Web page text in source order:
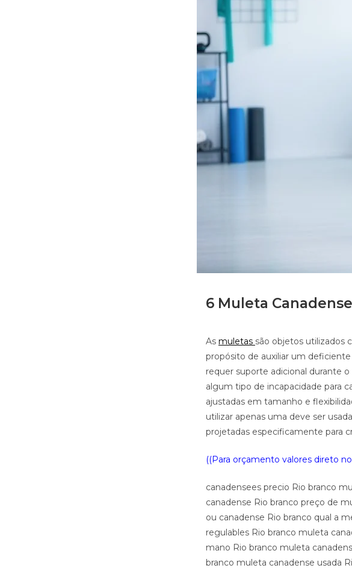
6 Muleta
As muletas são objetos utilizados
propósito de auxiliar um
requer suporte adicional durante
algum tipo de incapacidade para
ajustadas em tamanho e
utilizar apenas uma deve ser
projetadas especificamente para
((Para orçamento valores direto
canadensees precio Rio branco
canadense Rio branco preço de
ou canadense Rio branco qual a
regulables Rio branco muleta
mano Rio branco muleta
branco muleta canadense usada